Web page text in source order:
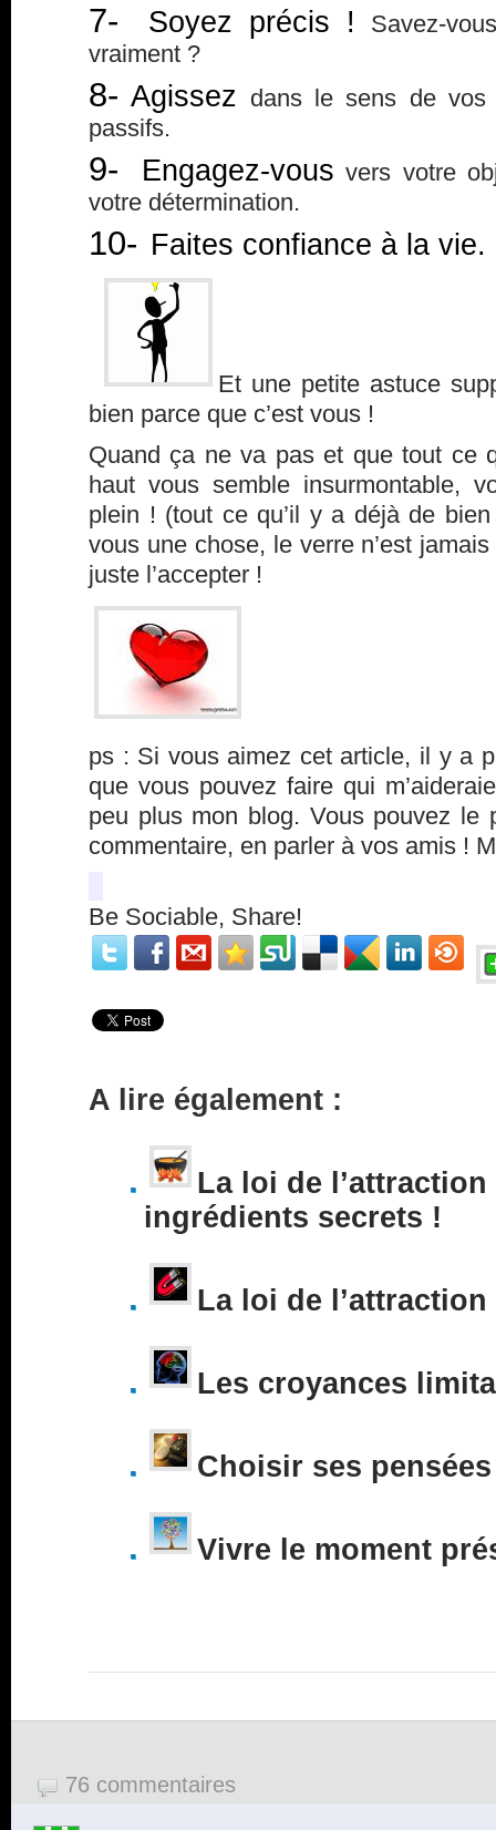
7- Soyez précis !
Savez-
vraiment ?
8- Agissez dans le sens de vos
passifs.
9- Engagez-vous vers votre
votre détermination.
10- Faites confiance à la vie.
Et une petite astuce
bien parce que c’est vous !
Quand ça ne va pas et que tout ce
haut vous semble insurmontable,
plein ! (tout ce qu’il y a déjà de
vous une chose, le verre n’est
juste l’accepter !
ps : Si vous aimez cet article, il y a
que vous pouvez faire qui
peu plus mon blog. Vous pouvez le
commentaire, en parler à vos amis !
Be Sociable, Share!
A lire également :
La loi de l’attraction
ingrédients secrets !
La loi de l’attraction
Les croyances
Choisir ses pensées
Vivre le moment
76 commentaires